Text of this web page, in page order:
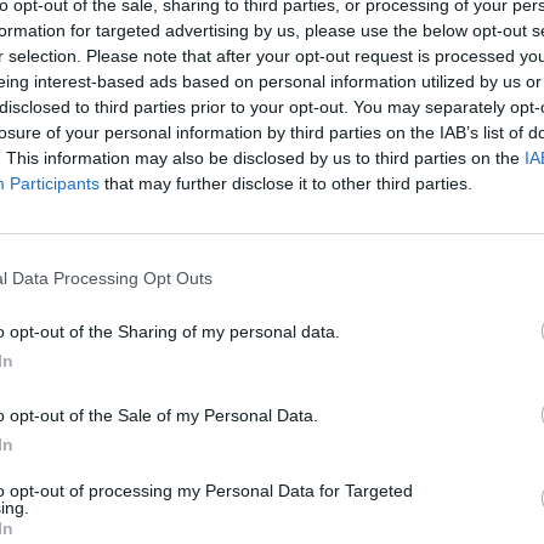
opt-out of the sale, sharing to third parties, or processing of your
for targeted advertising by us, please use the below opt-out
selection. Please note that after your opt-out request is processed
interest-based ads based on personal information utilized by us
to third parties prior to your opt-out. You may separately
of your personal information by third parties on the IAB’s list of
This information may also be disclosed by us to third parties on the
Participants that may further disclose it to other third parties.
Data Processing Opt Outs
opt-out of the Sharing of my personal data.
opt-out of the Sale of my Personal Data.
opt-out of processing my Personal Data for Targeted
αγώνα! Ας στείλουμε μαζί ένα αισιόδοξο
όλους!
θα πρέπει να έχουν μαζί τον Α.Μ.Κ.Α. και την
κατά την προσέλευση στην αιμοδοσία του
είναι:
τέλος
εβδομάδα
παίρνουμε.